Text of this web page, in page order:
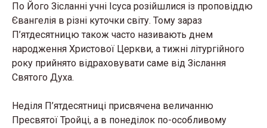
По Його Зісланні учні Ісуса розійшлися із проповіддю
Євангелія в різні куточки світу. Тому зараз
П’ятдесятницю також часто називають днем
народження Христової Церкви, а тижні літургійного
року прийнято відраховувати саме від Зіслання
Святого Духа.
Неділя П’ятдесятниці присвячена величанню
Пресвятої Тройці, а в понеділок по-особливому